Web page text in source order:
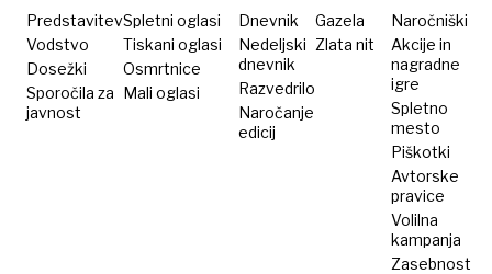
Predstavitev
Vodstvo
Dosežki
Sporočila za
javnost
Spletni oglasi
Tiskani oglasi
Osmrtnice
Mali oglasi
Dnevnik
Nedeljski
dnevnik
Razvedrilo
Naročanje
edicij
Gazela
Zlata nit
Naročniški
Akcije in
nagradne
igre
Spletno
mesto
Piškotki
Avtorske
pravice
Volilna
kampanja
Zasebnost